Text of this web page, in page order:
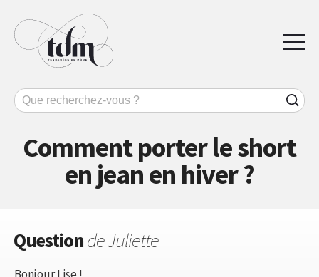
Comment porter le short
en jean en hiver ?
Questionde Juliette